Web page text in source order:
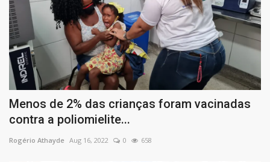
Menos de 2% das crianças foram vacinadas
contra a poliomielite...
Rogério Athayde Aug 16, 2022 0 658